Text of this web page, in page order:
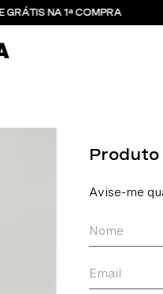
GRÁTIS NA 1ª COMPRA